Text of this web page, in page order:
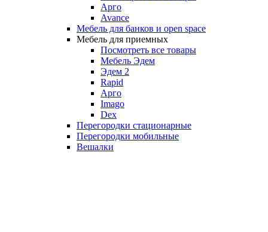
Арго
Avance
Мебель для банков и open space
Мебель для приемных
Посмотреть все товары
Мебель Эдем
Эдем 2
Rapid
Арго
Imago
Dex
Перегородки стационарные
Перегородки мобильные
Вешалки